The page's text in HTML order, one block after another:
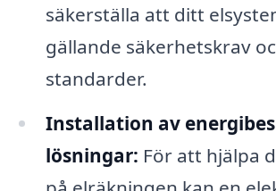
säkerställa att ditt
gällande säkerhetskrav
standarder.
Installation av
lösningar: För att hjälpa